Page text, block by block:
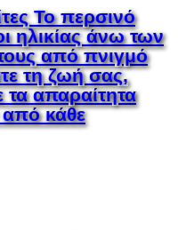
Το περσινό
ηλικίας άνω των
από πνιγμό
τη ζωή σας,
τα απαραίτητα
από κάθε